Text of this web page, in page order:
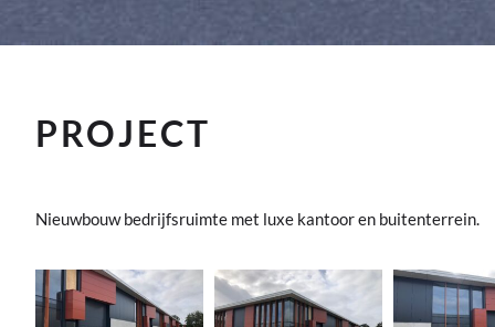
PROJECT
Nieuwbouw bedrijfsruimte met luxe kantoor en buitenterrein.